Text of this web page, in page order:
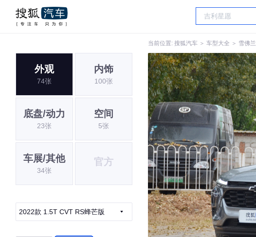
当前位置: 搜狐汽车 ＞ 车型大全 ＞ 雪佛兰
外观
74张
内饰
100张
底盘/动力
23张
空间
5张
车展/其他
34张
官方
2022款 1.5T CVT RS蜂芒版